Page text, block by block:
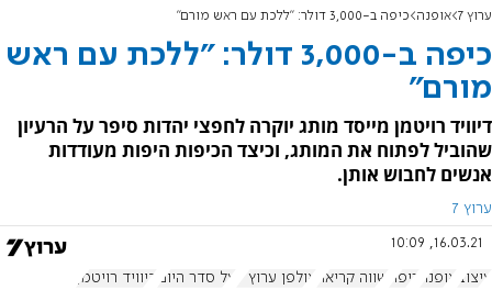
ערוץ 7 אופנה כיפה ב-3,000 דולר: "ללכת עם ראש מורם"
כיפה ב-3,000 דולר: "ללכת עם ראש
מורם"
דיוויד רויטמן מייסד מותג יוקרה לחפצי יהדות סיפר על הרעיון
שהוביל לפתוח את המותג, וכיצד הכיפות היפות מעודדות
אנשים לחבוש אותן.
ערוץ 7
16.03.21, 10:09
עיצוב אופנה כיפה שווה קריאה אולפן ערוץ 7 על סדר היום דיוויד רויטמן